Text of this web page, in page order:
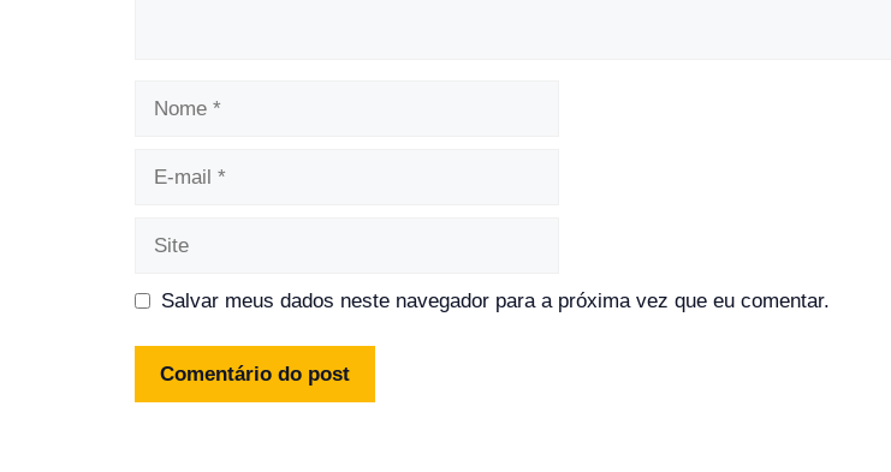
Salvar meus dados neste navegador para a próxima vez que eu comentar.